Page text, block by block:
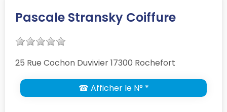
Pascale Stransky Coiffure
25 Rue Cochon Duvivier 17300 Rochefort
☎ Afficher le N° *